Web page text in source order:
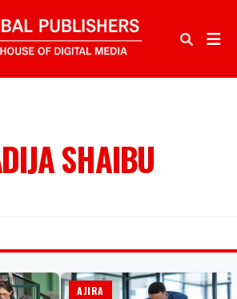
SHAIBU
AJIRA